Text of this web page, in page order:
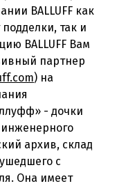
BALLUFF как
так и
BALLUFF Вам
партнер
) на
- дочки
инженерного
архив, склад
с
Она имеет